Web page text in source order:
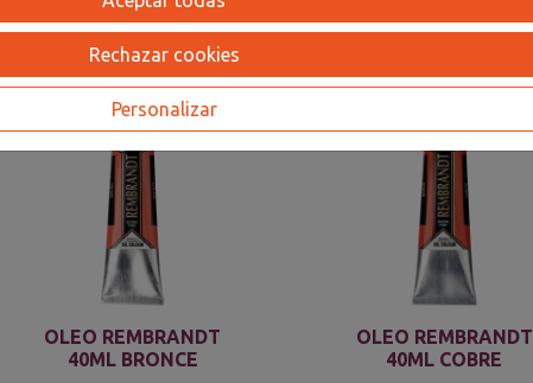
OLEO REMBRANDT
40ML BRONCE
OLEO REMBRANDT
40ML COBRE
Rechazar cookies
Personalizar